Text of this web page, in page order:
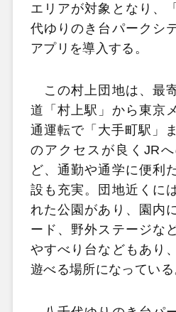
エリアが対象となり、
代ゆりのき台パークシ
アプリを導入する。
この村上団地は、最
道「村上駅」から東京
通運転で「大手町駅」
のアクセスが良くJR
ど、通勤や通学に便利
設も充実。団地近くに
れた公園があり、園内
ード、野外ステージな
やすべり台などもあり
遊べる場所になっている